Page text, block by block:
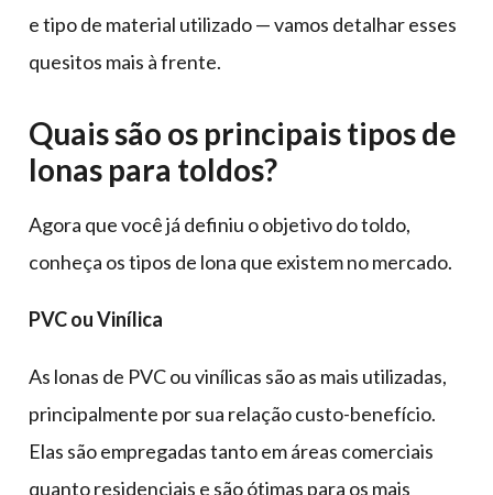
e tipo de material utilizado — vamos detalhar esses
quesitos mais à frente.
Quais são os principais tipos de
lonas para toldos?
Agora que você já definiu o objetivo do toldo,
conheça os tipos de lona que existem no mercado.
PVC ou Vinílica
As lonas de PVC ou vinílicas são as mais utilizadas,
principalmente por sua relação custo-benefício.
Elas são empregadas tanto em áreas comerciais
quanto residenciais e são ótimas para os mais